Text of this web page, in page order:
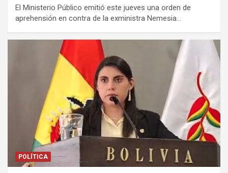
El Ministerio Público emitió este jueves una orden de
aprehensión en contra de la exministra Nemesia…
POLÍTICA